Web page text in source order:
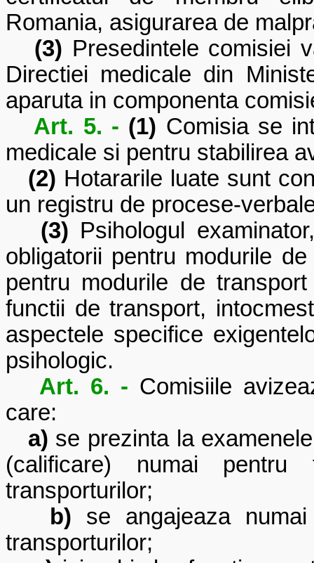
Romania, asigurarea de
(3) Presedintele comisiei
Directiei medicale din
aparuta in componenta
Art. 5. - (1) Comisia se
medicale si pentru stabilirea
(2) Hotararile luate sunt
un registru de procese-
(3) Psihologul
obligatorii pentru modurile
pentru modurile de
functii de transport,
aspectele specifice
psihologic.
Art. 6. - Comisiile
care:
a) se prezinta la
(calificare) numai
transporturilor;
b) se angajeaza
transporturilor;